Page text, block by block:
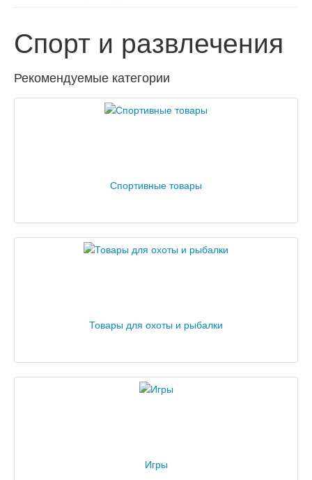
Спорт и развлечения
Рекомендуемые категории
Спортивные товары
Товары для охоты и рыбалки
Игры